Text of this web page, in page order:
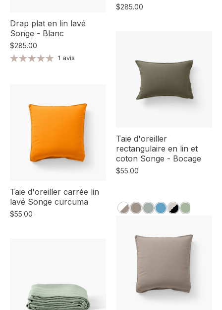
Drap plat en lin lavé
Songe - Blanc
$285.00
1 avis
Taie d'oreiller carrée lin
lavé Songe curcuma
$55.00
$285.00
Taie d'oreiller
rectangulaire en lin et
coton Songe - Bocage
$55.00